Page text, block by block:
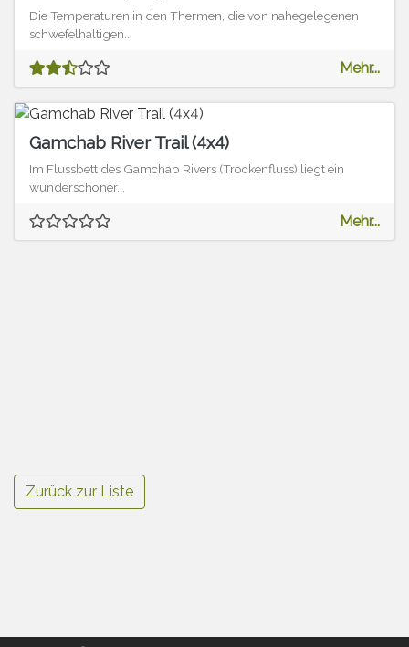
Die Temperaturen in den Thermen, die von nahegelegenen
schwefelhaltigen...
Mehr...
Gamchab River Trail (4x4)
Im Flussbett des Gamchab Rivers (Trockenfluss) liegt ein
wunderschöner...
Mehr...
Zurück zur Liste